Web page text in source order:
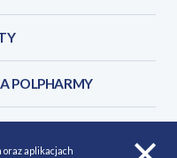
POLPHARMY
aplikacjach